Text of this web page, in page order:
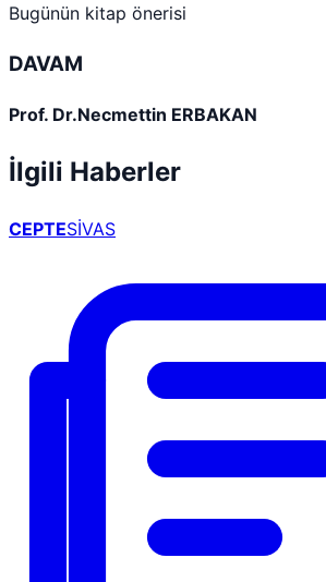
Bugünün kitap önerisi
DAVAM
Prof. Dr.Necmettin ERBAKAN
İlgili Haberler
CEPTESİVAS